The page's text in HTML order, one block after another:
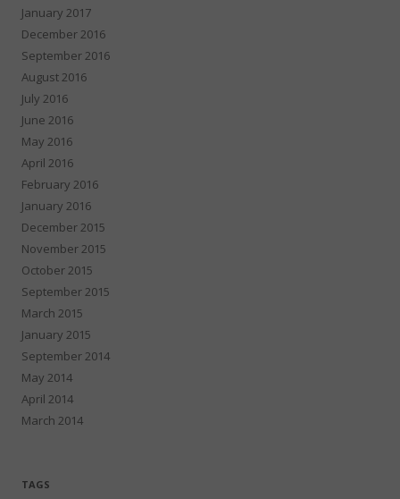
January 2017
December 2016
September 2016
August 2016
July 2016
June 2016
May 2016
April 2016
February 2016
January 2016
December 2015
November 2015
October 2015
September 2015
March 2015
January 2015
September 2014
May 2014
April 2014
March 2014
TAGS